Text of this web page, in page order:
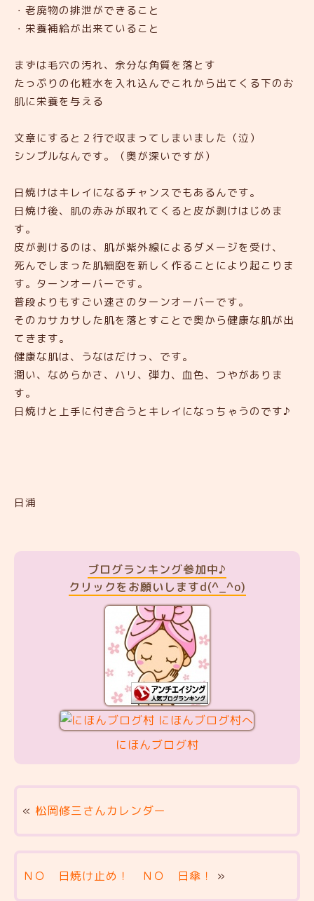
・老廃物の排泄ができること
・栄養補給が出来ていること
まずは毛穴の汚れ、余分な角質を落とす
たっぷりの化粧水を入れ込んでこれから出てくる下のお
肌に栄養を与える
文章にすると２行で収まってしまいました（泣）
シンプルなんです。（奥が深いですが）
日焼けはキレイになるチャンスでもあるんです。
日焼け後、肌の赤みが取れてくると皮が剥けはじめま
す。
皮が剥けるのは、肌が紫外線によるダメージを受け、
死んでしまった肌細胞を新しく作ることにより起こりま
す。ターンオーバーです。
普段よりもすごい速さのターンオーバーです。
そのカサカサした肌を落とすことで奥から健康な肌が出
てきます。
健康な肌は、うなはだけっ、です。
潤い、なめらかさ、ハリ、弾力、血色、つやがありま
す。
日焼けと上手に付き合うとキレイになっちゃうのです♪
日浦
ブログランキング参加中♪
クリックをお願いしますd(^_^o)
にほんブログ村
« 松岡修三さんカレンダー
ＮＯ 日焼け止め！ ＮＯ 日傘！ »